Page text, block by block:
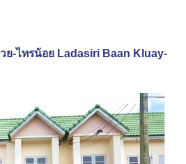
ย-ไทรน้อย Ladasiri Baan Kluay-